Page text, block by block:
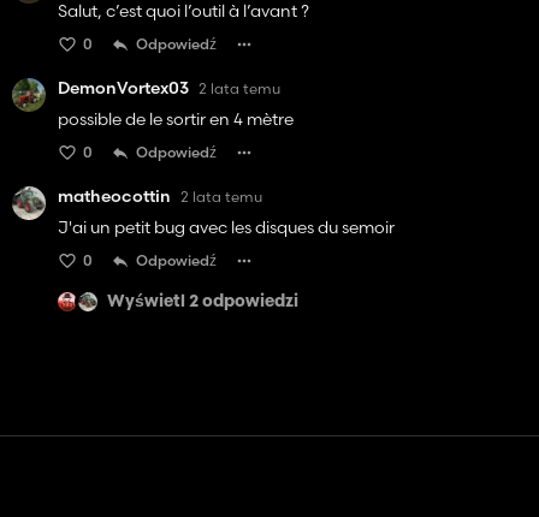
Salut, c’est quoi l’outil à l’avant ?
0 Odpowiedź
DemonVortex03 2 lata temu
possible de le sortir en 4 mètre
0 Odpowiedź
matheocottin 2 lata temu
J'ai un petit bug avec les disques du semoir
0 Odpowiedź
Wyświetl 2 odpowiedzi